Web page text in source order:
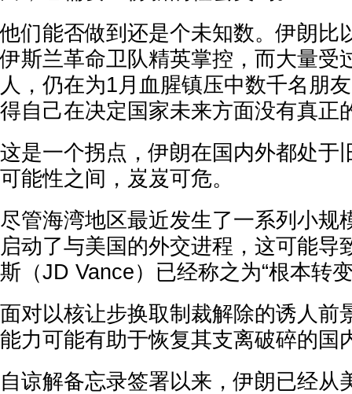
他们能否做到还是个未知数。伊朗比
伊斯兰革命卫队精英掌控，而大量受
人，仍在为1月血腥镇压中数千名朋
得自己在决定国家未来方面没有真正
这是一个拐点，伊朗在国内外都处于
可能性之间，岌岌可危。
尽管海湾地区最近发生了一系列小规
启动了与美国的外交进程，这可能导
斯（JD Vance）已经称之为“根本转
面对以核让步换取制裁解除的诱人前
能力可能有助于恢复其支离破碎的国
自谅解备忘录签署以来，伊朗已经从